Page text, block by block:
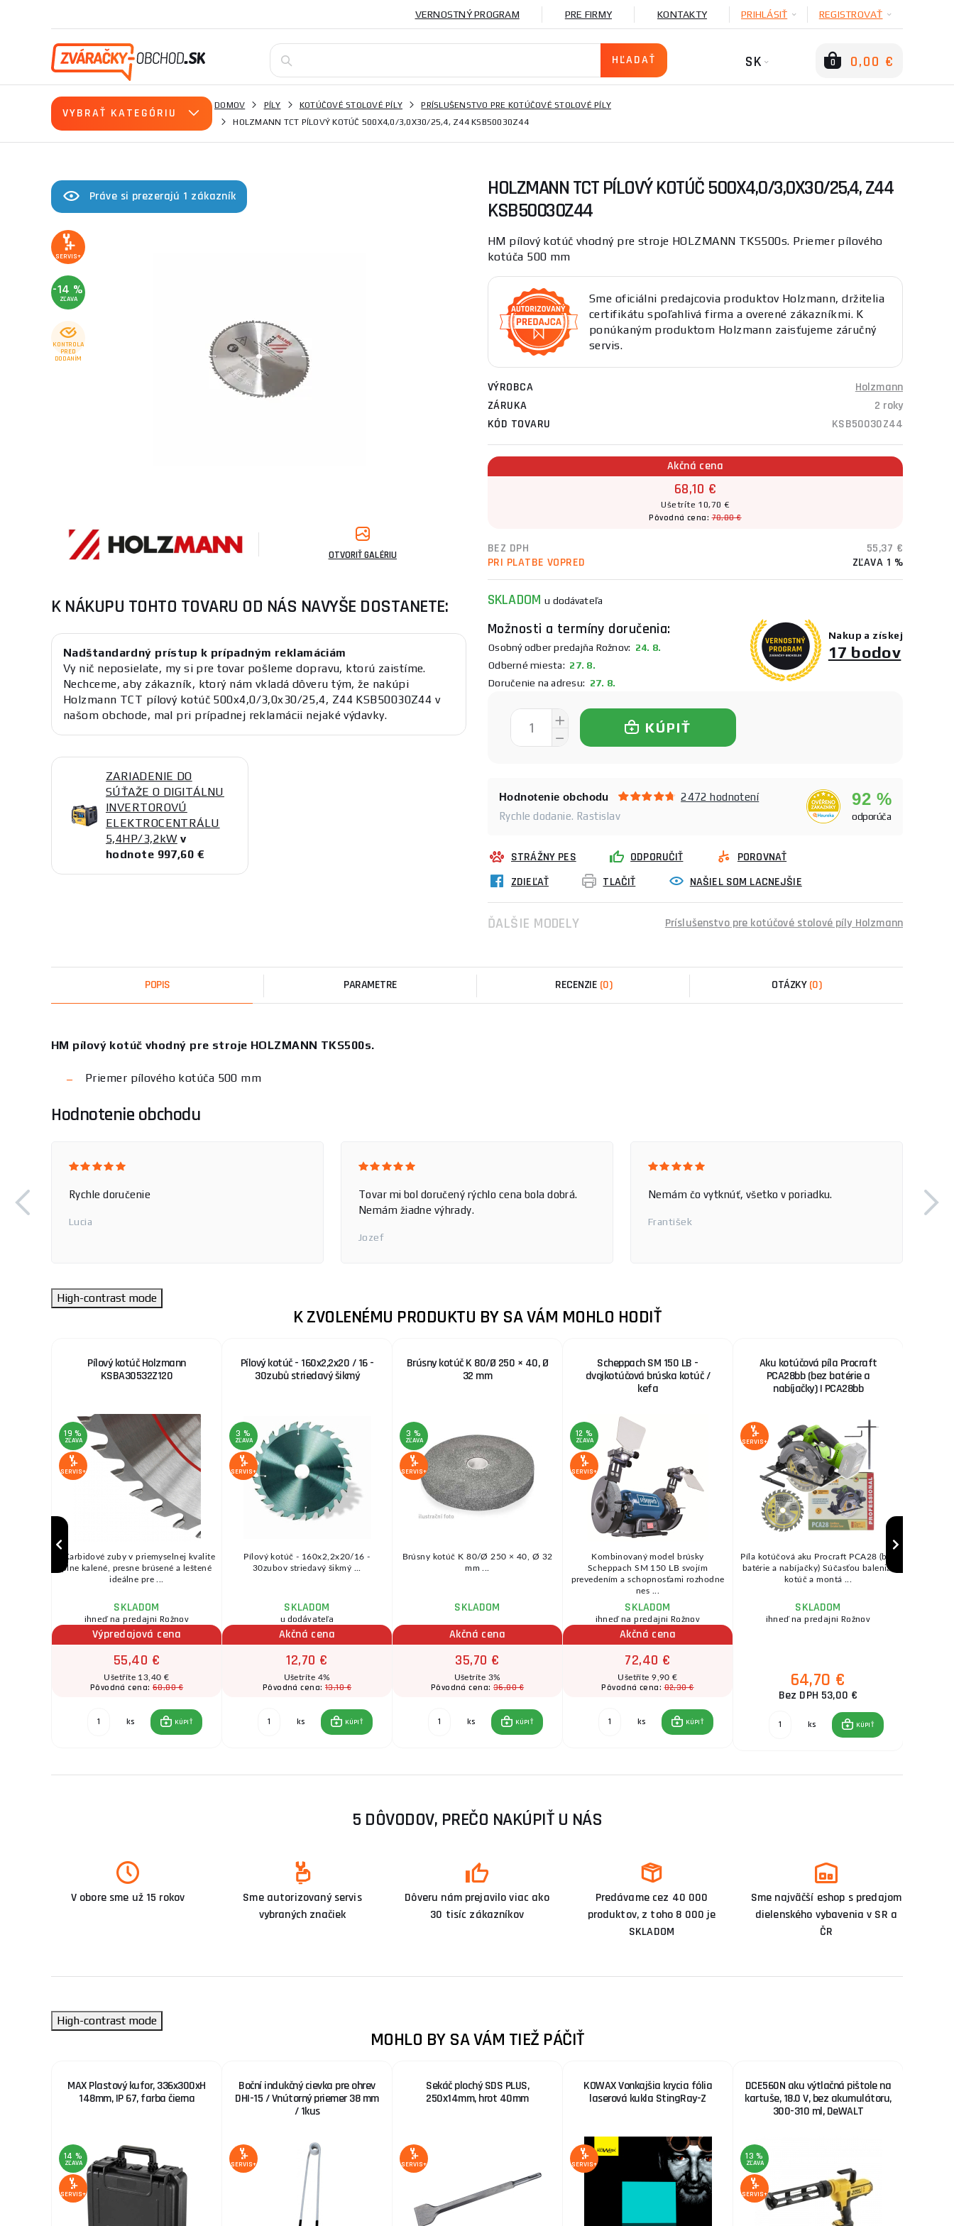
VERNOSTNÝ PROGRAM PRE FIRMY KONTAKTY PRIHLÁSIŤ REGISTROVAŤ
SK 0 0,00 €
VYBRAŤ KATEGÓRIU
DOMOV PÍLY KOTÚČOVÉ STOLOVÉ PÍLY
PRÍSLUŠENSTVO PRE KOTÚČOVÉ STOLOVÉ PÍLY
HOLZMANN TCT PÍLOVÝ KOTÚČ 500X4,0/3,0X30/25,4, Z44 KSB50030Z44
Práve si prezerajú 1 zákazník
SERVIS+
-14 %
ZĽAVA
KONTROLA
PRED
DODANÍM
OTVORIŤ GALÉRIU
K NÁKUPU TOHTO TOVARU OD NÁS NAVYŠE DOSTANETE:
Nadštandardný prístup k prípadným reklamáciám
Vy nič neposielate, my si pre tovar pošleme dopravu, ktorú zaistíme.
Nechceme, aby zákazník, ktorý nám vkladá dôveru tým, že nakúpi
Holzmann TCT pílový kotúč 500x4,0/3,0x30/25,4, Z44 KSB50030Z44 v
našom obchode, mal pri prípadnej reklamácii nejaké výdavky.
ZARIADENIE DO
SÚŤAŽE O DIGITÁLNU
INVERTOROVÚ
ELEKTROCENTRÁLU
5,4HP/3,2kW v
hodnote 997,60 €
HOLZMANN TCT PÍLOVÝ KOTÚČ 500X4,0/3,0X30/25,4, Z44
KSB50030Z44
HM pílový kotúč vhodný pre stroje HOLZMANN TKS500s. Priemer pílového
kotúča 500 mm
Sme oficiálni predajcovia produktov Holzmann, držitelia
certifikátu spoľahlivá firma a overené zákazníkmi. K
ponúkaným produktom Holzmann zaisťujeme záručný
servis.
VÝROBCA
Holzmann
ZÁRUKA
2 roky
KÓD TOVARU
KSB50030Z44
Akčná cena
68,10 €
Ušetríte 10,70 €
Pôvodná cena:78,80 €
BEZ DPH
55,37 €
PRI PLATBE VOPRED
ZĽAVA 1 %
SKLADOMu dodávateľa
Možnosti a termíny doručenia:
Osobný odber predajňa Rožnov: 24. 8.
Odberné miesta: 27. 8.
Doručenie na adresu: 27. 8.
Nakup a získej
17 bodov
KÚPIŤ
Hodnotenie obchodu
2472 hodnotení
Rychle dodanie. Rastislav
92 %
odporúča
STRÁŽNY PES ODPORUČIŤ
POROVNAŤ
ZDIEĽAŤ
TLAČIŤ NAŠIEL SOM LACNEJŠIE
ĎALŠIE MODELY Príslušenstvo pre kotúčové stolové píly Holzmann
POPIS PARAMETRE RECENZIE (0) OTÁZKY (0)
HM pílový kotúč vhodný pre stroje HOLZMANN TKS500s.
Priemer pílového kotúča 500 mm
Hodnotenie obchodu
Rýchlosť
Jozef
OK DODAVKA PRIAMO NA DVOR
Pavol
High-contrast mode
K ZVOLENÉMU PRODUKTU BY SA VÁM MOHLO HODIŤ
Pílový kotúč Holzmann
KSBA30532Z120
19 %
ZĽAVA
SERVIS+
- Karbidové zuby v priemyselnej kvalite
plne kalené, presne brúsené a leštené
ideálne pre ...
SKLADOM
ihneď na predajni Rožnov
Výpredajová cena
55,40 €
Ušetříte 13,40 €
Pôvodná cena:68,80 €
ks KÚPIŤ
Pílový kotúč - 160x2,2x20 / 16 -
30zubů striedavý šikmý
3 %
ZĽAVA
SERVIS+
Pílový kotúč - 160x2,2x20/16 -
30zubov striedavý šikmý ...
SKLADOM
u dodávateľa
Akčná cena
12,70 €
Ušetríte 4%
Pôvodná cena:13,10 €
ks KÚPIŤ
Brúsny kotúč K 80/Ø 250 × 40, Ø
32 mm
3 %
ZĽAVA
SERVIS+
Brúsny kotúč K 80/Ø 250 × 40, Ø 32
mm ...
SKLADOM
Akčná cena
35,70 €
Ušetríte 3%
Pôvodná cena:36,80 €
ks KÚPIŤ
Scheppach SM 150 LB -
dvojkotúčová brúska kotúč /
kefa
12 %
ZĽAVA
SERVIS+
Kombinovaný model brúsky
Scheppach SM 150 LB svojím
prevedením a schopnosťami rozhodne
nes ...
SKLADOM
ihneď na predajni Rožnov
Akčná cena
72,40 €
Ušetříte 9,90 €
Pôvodná cena:82,30 €
ks KÚPIŤ
Aku kotúčová píla Procraft
PCA28bb (bez batérie a
nabíjačky) | PCA28bb
SERVIS+
Píla kotúčová aku Procraft PCA28 (bez
batérie a nabíjačky) Súčasťou balenia:
kotúč a montá ...
SKLADOM
ihneď na predajni Rožnov
64,70 €
Bez DPH 53,00 €
ks KÚPIŤ
5 DÔVODOV, PREČO NAKÚPIŤ U NÁS
V obore sme už 15 rokov
Sme autorizovaný servis
vybraných značiek
Dôveru nám prejavilo viac ako
30 tisíc zákazníkov
Predávame cez 40 000
produktov, z toho 8 000 je
SKLADOM
Sme najväčší eshop s predajom
dielenského vybavenia v SR a
ČR
High-contrast mode
MOHLO BY SA VÁM TIEŽ PÁČIŤ
MAX Plastový kufor, 336x300xH
148mm, IP 67, farba čierna
14 %
ZĽAVA
SERVIS+
Boční indukčný cievka pre ohrev
DHI-15 / Vnútorný priemer 38 mm
/ 1kus
SERVIS+
Sekáč plochý SDS PLUS,
250x14mm, hrot 40mm
SERVIS+
KOWAX Vonkajšia krycia fólia
laserová kukla StingRay-Z
SERVIS+
DCE560N aku výtlačná pištole na
kartuše, 18.0 V, bez akumulátoru,
300-310 ml, DeWALT
13 %
ZĽAVA
SERVIS+